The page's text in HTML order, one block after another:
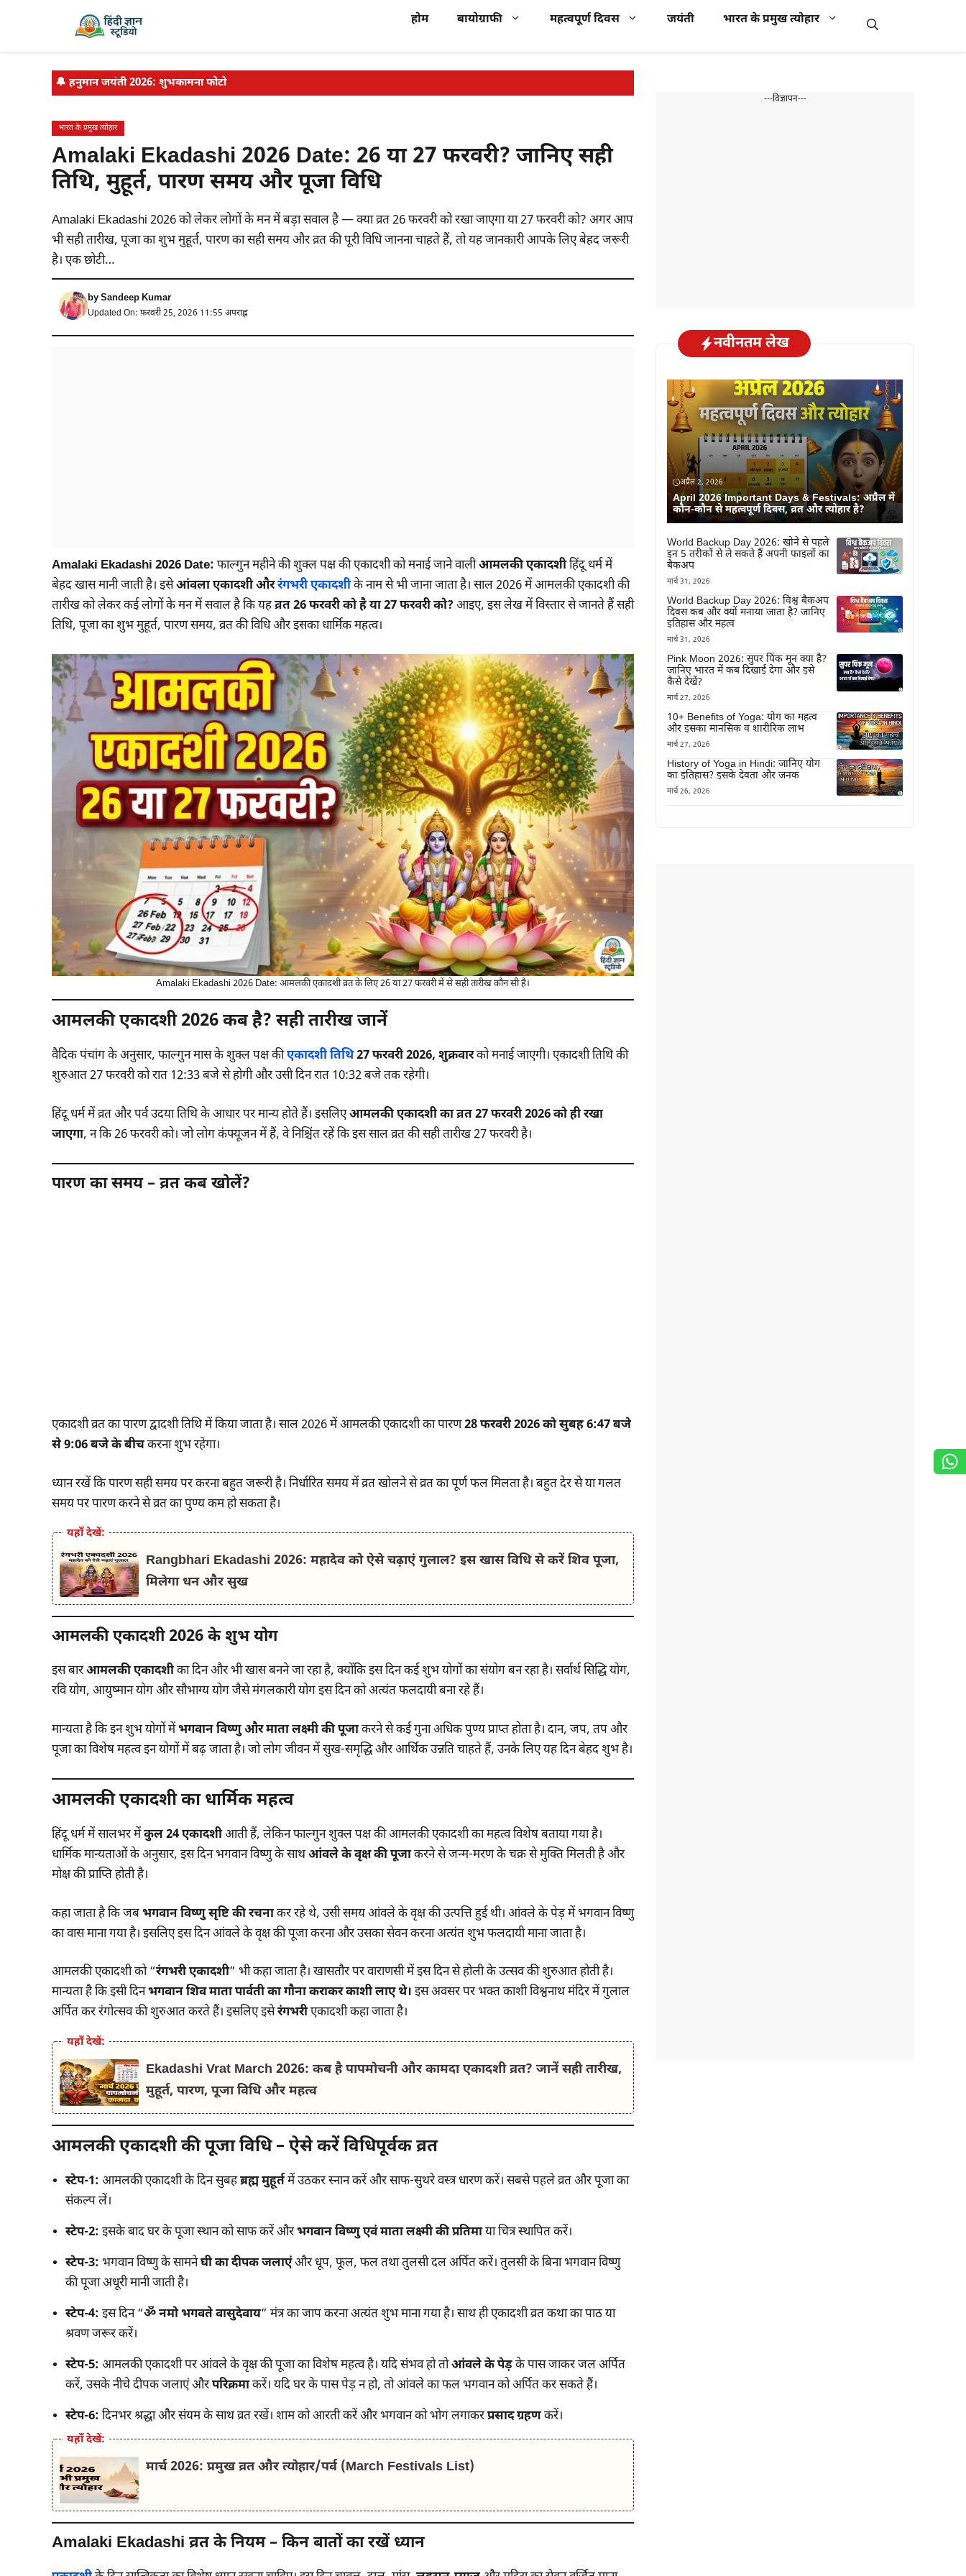
content
होम बायोग्राफी महत्वपूर्ण दिवस जयंती भारत के प्रमुख त्योहार
🔔 हनुमान जयंती 2026: शुभकामना फोटो
भारत के प्रमुख त्योहार
Amalaki Ekadashi 2026 Date: 26 या 27 फरवरी? जानिए सही
तिथि, मुहूर्त, पारण समय और पूजा विधि
Amalaki Ekadashi 2026 को लेकर लोगों के मन में बड़ा सवाल है — क्या व्रत 26 फरवरी को रखा जाएगा या 27 फरवरी को? अगर आप
भी सही तारीख, पूजा का शुभ मुहूर्त, पारण का सही समय और व्रत की पूरी विधि जानना चाहते हैं, तो यह जानकारी आपके लिए बेहद जरूरी
है। एक छोटी…
bySandeep Kumar
Updated On: फ़रवरी 25, 2026 11:55 अपराह्न
Amalaki Ekadashi 2026 Date: फाल्गुन महीने की शुक्ल पक्ष की एकादशी को मनाई जाने वालीआमलकी एकादशीहिंदू धर्म में
बेहद खास मानी जाती है। इसेआंवला एकादशी औररंगभरी एकादशीके नाम से भी जाना जाता है। साल 2026 में आमलकी एकादशी की
तारीख को लेकर कई लोगों के मन में सवाल है कि यहव्रत 26 फरवरी को है या 27 फरवरी को?आइए, इस लेख में विस्तार से जानते हैं सही
तिथि, पूजा का शुभ मुहूर्त, पारण समय, व्रत की विधि और इसका धार्मिक महत्व।
Amalaki Ekadashi 2026 Date: आमलकी एकादशी व्रत के लिए 26 या 27 फरवरी में से सही तारीख कौन सी है।
आमलकी एकादशी 2026 कब है? सही तारीख जानें
वैदिक पंचांग के अनुसार, फाल्गुन मास के शुक्ल पक्ष कीएकादशी तिथि27 फरवरी 2026, शुक्रवारको मनाई जाएगी। एकादशी तिथि की
शुरुआत 27 फरवरी को रात 12:33 बजे से होगी और उसी दिन रात 10:32 बजे तक रहेगी।
हिंदू धर्म में व्रत और पर्व उदया तिथि के आधार पर मान्य होते हैं। इसलिएआमलकी एकादशी का व्रत 27 फरवरी 2026 को ही रखा
जाएगा, न कि 26 फरवरी को। जो लोग कंफ्यूजन में हैं, वे निश्चिंत रहें कि इस साल व्रत की सही तारीख 27 फरवरी है।
पारण का समय – व्रत कब खोलें?
एकादशी व्रत का पारण द्वादशी तिथि में किया जाता है। साल 2026 में आमलकी एकादशी का पारण28 फरवरी 2026 को सुबह 6:47 बजे
से 9:06 बजे के बीचकरना शुभ रहेगा।
ध्यान रखें कि पारण सही समय पर करना बहुत जरूरी है। निर्धारित समय में व्रत खोलने से व्रत का पूर्ण फल मिलता है। बहुत देर से या गलत
समय पर पारण करने से व्रत का पुण्य कम हो सकता है।
यहाँ देखें:
Rangbhari Ekadashi 2026: महादेव को ऐसे चढ़ाएं गुलाल? इस खास विधि से करें शिव पूजा,
मिलेगा धन और सुख
आमलकी एकादशी 2026 के शुभ योग
इस बारआमलकी एकादशीका दिन और भी खास बनने जा रहा है, क्योंकि इस दिन कई शुभ योगों का संयोग बन रहा है। सर्वार्थ सिद्धि योग,
रवि योग, आयुष्मान योग और सौभाग्य योग जैसे मंगलकारी योग इस दिन को अत्यंत फलदायी बना रहे हैं।
मान्यता है कि इन शुभ योगों मेंभगवान विष्णु और माता लक्ष्मी की पूजाकरने से कई गुना अधिक पुण्य प्राप्त होता है। दान, जप, तप और
पूजा का विशेष महत्व इन योगों में बढ़ जाता है। जो लोग जीवन में सुख-समृद्धि और आर्थिक उन्नति चाहते हैं, उनके लिए यह दिन बेहद शुभ है।
आमलकी एकादशी का धार्मिक महत्व
हिंदू धर्म में सालभर मेंकुल 24 एकादशीआती हैं, लेकिन फाल्गुन शुक्ल पक्ष की आमलकी एकादशी का महत्व विशेष बताया गया है।
धार्मिक मान्यताओं के अनुसार, इस दिन भगवान विष्णु के साथआंवले के वृक्ष की पूजाकरने से जन्म-मरण के चक्र से मुक्ति मिलती है और
मोक्ष की प्राप्ति होती है।
कहा जाता है कि जबभगवान विष्णु सृष्टि की रचनाकर रहे थे, उसी समय आंवले के वृक्ष की उत्पत्ति हुई थी। आंवले के पेड़ में भगवान विष्णु
का वास माना गया है। इसलिए इस दिन आंवले के वृक्ष की पूजा करना और उसका सेवन करना अत्यंत शुभ फलदायी माना जाता है।
आमलकी एकादशी को “रंगभरी एकादशी” भी कहा जाता है। खासतौर पर वाराणसी में इस दिन से होली के उत्सव की शुरुआत होती है।
मान्यता है कि इसी दिनभगवान शिव माता पार्वती का गौना कराकर काशी लाए थे। इस अवसर पर भक्त काशी विश्वनाथ मंदिर में गुलाल
अर्पित कर रंगोत्सव की शुरुआत करते हैं। इसलिए इसेरंगभरीएकादशी कहा जाता है।
यहाँ देखें:
Ekadashi Vrat March 2026: कब है पापमोचनी और कामदा एकादशी व्रत? जानें सही तारीख,
मुहूर्त, पारण, पूजा विधि और महत्व
आमलकी एकादशी की पूजा विधि – ऐसे करें विधिपूर्वक व्रत
स्टेप-1: आमलकी एकादशी के दिन सुबहब्रह्म मुहूर्तमें उठकर स्नान करें और साफ-सुथरे वस्त्र धारण करें। सबसे पहले व्रत और पूजा का
संकल्प लें।
स्टेप-2: इसके बाद घर के पूजा स्थान को साफ करें औरभगवान विष्णु एवं माता लक्ष्मी की प्रतिमाया चित्र स्थापित करें।
स्टेप-3: भगवान विष्णु के सामनेघी का दीपक जलाएंऔर धूप, फूल, फल तथा तुलसी दल अर्पित करें। तुलसी के बिना भगवान विष्णु
की पूजा अधूरी मानी जाती है।
स्टेप-4: इस दिन “ॐ नमो भगवते वासुदेवाय” मंत्र का जाप करना अत्यंत शुभ माना गया है। साथ ही एकादशी व्रत कथा का पाठ या
श्रवण जरूर करें।
स्टेप-5: आमलकी एकादशी पर आंवले के वृक्ष की पूजा का विशेष महत्व है। यदि संभव हो तोआंवले के पेड़के पास जाकर जल अर्पित
करें, उसके नीचे दीपक जलाएं औरपरिक्रमाकरें। यदि घर के पास पेड़ न हो, तो आंवले का फल भगवान को अर्पित कर सकते हैं।
स्टेप-6: दिनभर श्रद्धा और संयम के साथ व्रत रखें। शाम को आरती करें और भगवान को भोग लगाकरप्रसाद ग्रहणकरें।
यहाँ देखें:
मार्च 2026: प्रमुख व्रत और त्योहार/पर्व (March Festivals List)
Amalaki Ekadashi व्रत के नियम – किन बातों का रखें ध्यान
---विज्ञापन---
नवीनतम लेख
अप्रैल 2, 2026
April 2026 Important Days & Festivals: अप्रैल में
कौन-कौन से महत्वपूर्ण दिवस, व्रत और त्योहार है?
World Backup Day 2026: खोने से पहले
इन 5 तरीकों से ले सकते हैं अपनी फाइलों का
बैकअप
मार्च 31, 2026
World Backup Day 2026: विश्व बैकअप
दिवस कब और क्यों मनाया जाता है? जानिए
इतिहास और महत्व
मार्च 31, 2026
Pink Moon 2026: सुपर पिंक मून क्या है?
जानिए भारत में कब दिखाई देगा और इसे
कैसे देखें?
मार्च 27, 2026
10+ Benefits of Yoga: योग का महत्व
और इसका मानसिक व शारीरिक लाभ
मार्च 27, 2026
History of Yoga in Hindi: जानिए योग
का इतिहास? इसके देवता और जनक
मार्च 26, 2026